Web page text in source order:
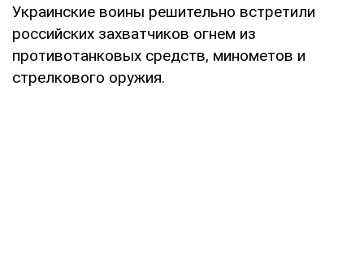
Украинские воины решительно встретили
российских захватчиков огнем из
противотанковых средств, минометов и
стрелкового оружия.